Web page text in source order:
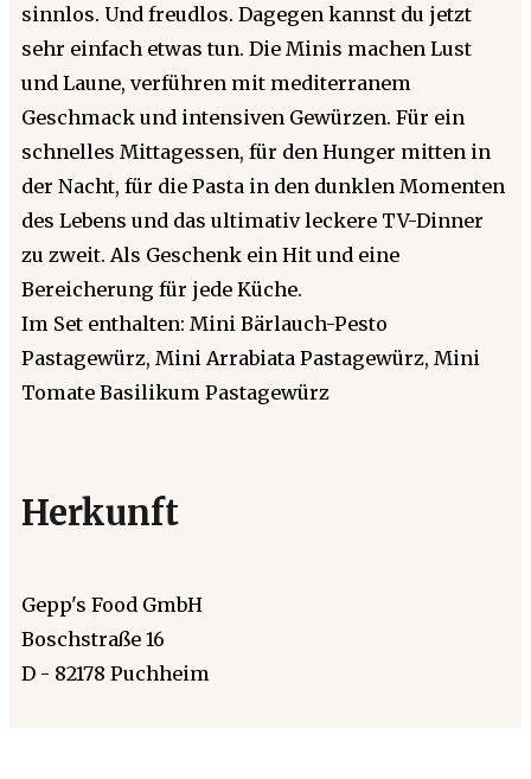
sinnlos. Und freudlos. Dagegen kannst du jetzt
sehr einfach etwas tun. Die Minis machen Lust
und Laune, verführen mit mediterranem
Geschmack und intensiven Gewürzen. Für ein
schnelles Mittagessen, für den Hunger mitten in
der Nacht, für die Pasta in den dunklen Momenten
des Lebens und das ultimativ leckere TV-Dinner
zu zweit. Als Geschenk ein Hit und eine
Bereicherung für jede Küche.
Im Set enthalten: Mini Bärlauch-Pesto
Pastagewürz, Mini Arrabiata Pastagewürz, Mini
Tomate Basilikum Pastagewürz
Herkunft
Gepp's Food GmbH
Boschstraße 16
D - 82178 Puchheim